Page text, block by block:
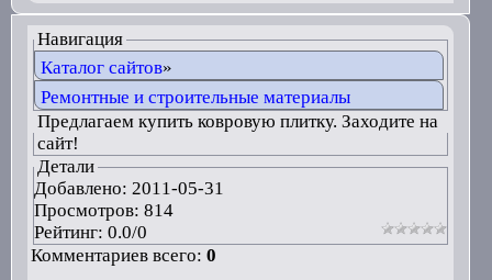
Навигация
Каталог сайтов»
Ремонтные и строительные материалы
Предлагаем купить ковровую плитку. Заходите на
сайт!
Детали
Добавлено: 2011-05-31
Просмотров: 814
Рейтинг: 0.0/0
Комментариев всего: 0